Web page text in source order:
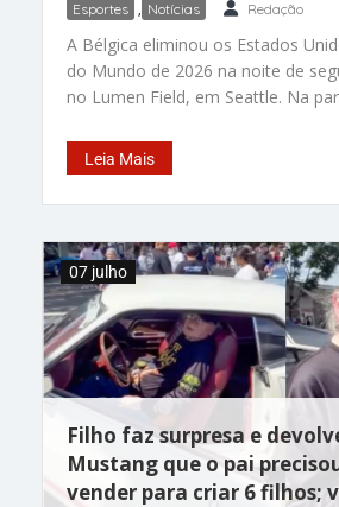
Esportes , Notícias Redação
A Bélgica eliminou os Estados
do Mundo de 2026 na noite de
no Lumen Field, em Seattle. Na
equipe americana por 4 a 1. Com
belgas garantiram vaga nas quartas
equipe enfrentará a Espanha na
confronto que definirá um dos
torneio. A derrota foi precedida
polêmica envolvendo o árbitro
Claus. Após a expulsão do
Balogun na partida contra a
Leia Mais
Filho faz surpresa e
Mustang que o pai
vender para criar 6 filhos;
07 julho